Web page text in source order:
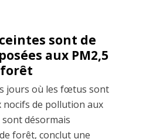
sont de
aux PM2,5
jours où les fœtus sont
nocifs de pollution aux
désormais
forêt, conclut une